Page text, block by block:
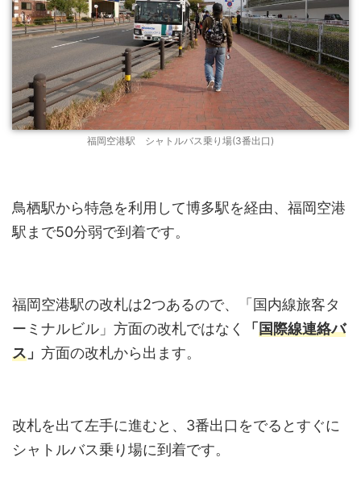
福岡空港駅 シャトルバス乗り場(3番出口)
鳥栖駅から特急を利用して博多駅を経由、福岡空港
駅まで50分弱で到着です。
福岡空港駅の改札は2つあるので、「国内線旅客タ
ーミナルビル」方面の改札ではなく
「 国際線連絡バ
ス 」 方面の改札から出ます。
改札を出て左手に進むと、3番出口をでるとすぐに
シャトルバス乗り場に到着です。